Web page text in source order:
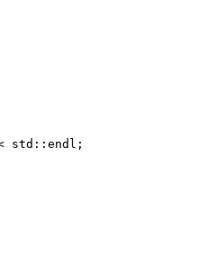
std::endl;